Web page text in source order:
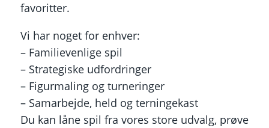
favoritter.
Vi har noget for enhver:
– Familievenlige spil
– Strategiske udfordringer
– Figurmaling og turneringer
– Samarbejde, held og terningekast
Du kan låne spil fra vores store udvalg, prøve